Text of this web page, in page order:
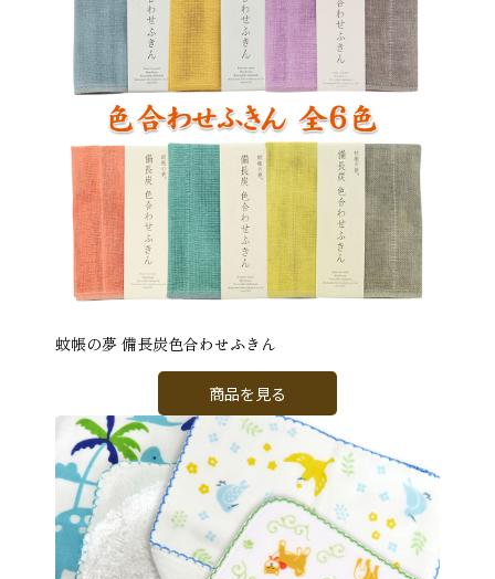
蚊帳の夢 備長炭色合わせふきん
商品を見る